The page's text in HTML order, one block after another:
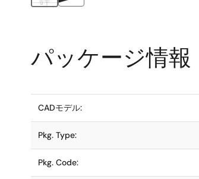
パッケージ情報
CADモデル:
Pkg. Type:
Pkg. Code: